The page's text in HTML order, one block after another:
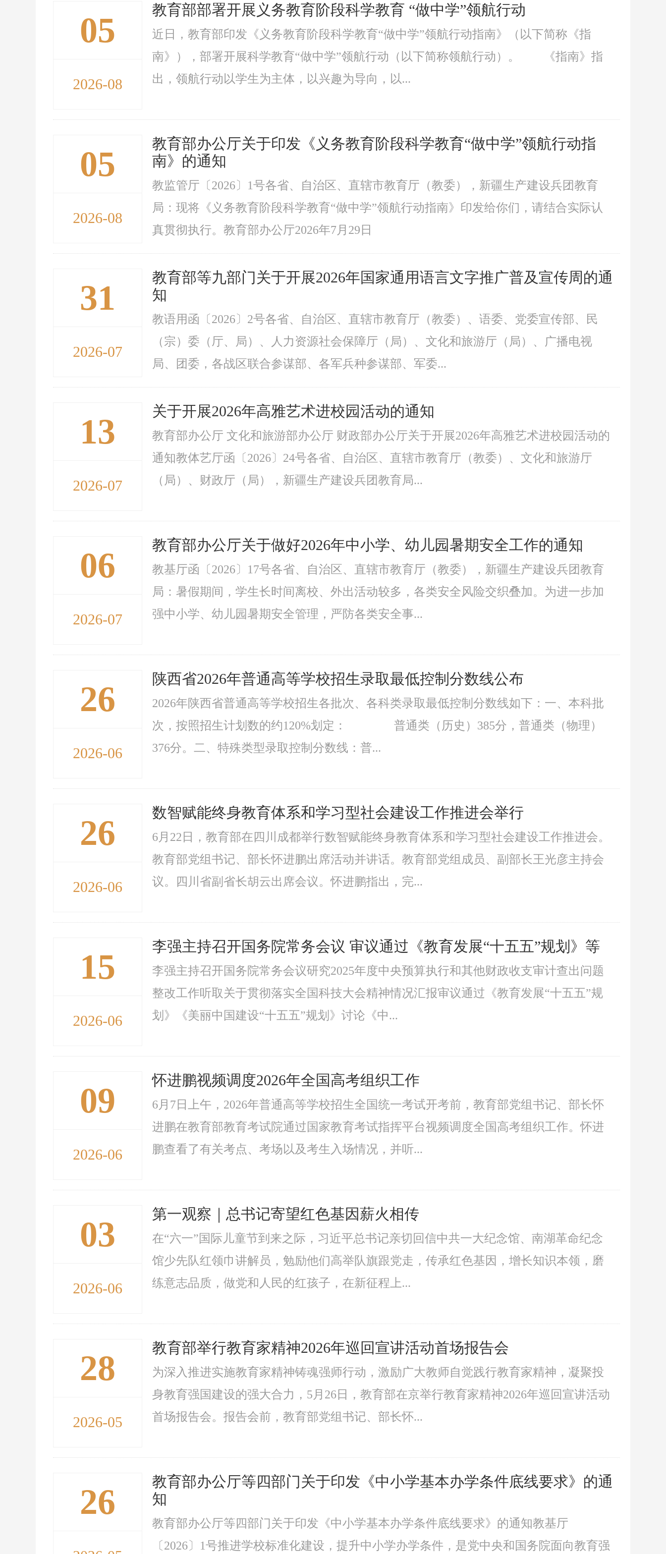
05
2026-08
教育部部署开展义务教育阶段科学教育 “做中学”领航行动
近日，教育部印发《义务教育阶段科学教育“做中学”领航行动指南》（以下简称《指
南》），部署开展科学教育“做中学”领航行动（以下简称领航行动）。 《指南》指
出，领航行动以学生为主体，以兴趣为导向，以...
05
2026-08
教育部办公厅关于印发《义务教育阶段科学教育“做中学”领航行动指
南》的通知
教监管厅〔2026〕1号各省、自治区、直辖市教育厅（教委），新疆生产建设兵团教育
局：现将《义务教育阶段科学教育“做中学”领航行动指南》印发给你们，请结合实际认
真贯彻执行。教育部办公厅2026年7月29日
31
2026-07
教育部等九部门关于开展2026年国家通用语言文字推广普及宣传周的通
知
教语用函〔2026〕2号各省、自治区、直辖市教育厅（教委）、语委、党委宣传部、民
（宗）委（厅、局）、人力资源社会保障厅（局）、文化和旅游厅（局）、广播电视
局、团委，各战区联合参谋部、各军兵种参谋部、军委...
13
2026-07
关于开展2026年高雅艺术进校园活动的通知
教育部办公厅 文化和旅游部办公厅 财政部办公厅关于开展2026年高雅艺术进校园活动的
通知教体艺厅函〔2026〕24号各省、自治区、直辖市教育厅（教委）、文化和旅游厅
（局）、财政厅（局），新疆生产建设兵团教育局...
06
2026-07
教育部办公厅关于做好2026年中小学、幼儿园暑期安全工作的通知
教基厅函〔2026〕17号各省、自治区、直辖市教育厅（教委），新疆生产建设兵团教育
局：暑假期间，学生长时间离校、外出活动较多，各类安全风险交织叠加。为进一步加
强中小学、幼儿园暑期安全管理，严防各类安全事...
26
2026-06
陕西省2026年普通高等学校招生录取最低控制分数线公布
2026年陕西省普通高等学校招生各批次、各科类录取最低控制分数线如下：一、本科批
次，按照招生计划数的约120%划定： 普通类（历史）385分，普通类（物理）
376分。二、特殊类型录取控制分数线：普...
26
2026-06
数智赋能终身教育体系和学习型社会建设工作推进会举行
6月22日，教育部在四川成都举行数智赋能终身教育体系和学习型社会建设工作推进会。
教育部党组书记、部长怀进鹏出席活动并讲话。教育部党组成员、副部长王光彦主持会
议。四川省副省长胡云出席会议。怀进鹏指出，完...
15
2026-06
李强主持召开国务院常务会议 审议通过《教育发展“十五五”规划》等
李强主持召开国务院常务会议研究2025年度中央预算执行和其他财政收支审计查出问题
整改工作听取关于贯彻落实全国科技大会精神情况汇报审议通过《教育发展“十五五”规
划》《美丽中国建设“十五五”规划》讨论《中...
09
2026-06
怀进鹏视频调度2026年全国高考组织工作
6月7日上午，2026年普通高等学校招生全国统一考试开考前，教育部党组书记、部长怀
进鹏在教育部教育考试院通过国家教育考试指挥平台视频调度全国高考组织工作。怀进
鹏查看了有关考点、考场以及考生入场情况，并听...
03
2026-06
第一观察｜总书记寄望红色基因薪火相传
在“六一”国际儿童节到来之际，习近平总书记亲切回信中共一大纪念馆、南湖革命纪念
馆少先队红领巾讲解员，勉励他们高举队旗跟党走，传承红色基因，增长知识本领，磨
练意志品质，做党和人民的红孩子，在新征程上...
28
2026-05
教育部举行教育家精神2026年巡回宣讲活动首场报告会
为深入推进实施教育家精神铸魂强师行动，激励广大教师自觉践行教育家精神，凝聚投
身教育强国建设的强大合力，5月26日，教育部在京举行教育家精神2026年巡回宣讲活动
首场报告会。报告会前，教育部党组书记、部长怀...
26
教育部办公厅等四部门关于印发《中小学基本办学条件底线要求》的通
知
教育部办公厅等四部门关于印发《中小学基本办学条件底线要求》的通知教基厅
〔2026〕1号推进学校标准化建设，提升中小学办学条件，是党中央和国务院面向教育强